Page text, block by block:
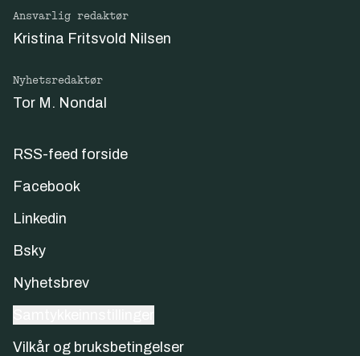
Ansvarlig redaktør
Kristina Fritsvold Nilsen
Nyhetsredaktør
Tor M. Nondal
RSS-feed forside
Facebook
Linkedin
Bsky
Nyhetsbrev
Vilkår og bruksbetingelser